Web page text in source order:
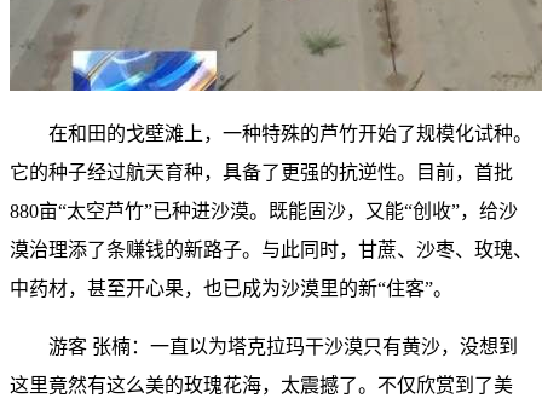
在和田的戈壁滩上，一种特殊的芦竹开始了规模化试种。
它的种子经过航天育种，具备了更强的抗逆性。目前，首批
880亩“太空芦竹”已种进沙漠。既能固沙，又能“创收”，给沙
漠治理添了条赚钱的新路子。与此同时，甘蔗、沙枣、玫瑰、
中药材，甚至开心果，也已成为沙漠里的新“住客”。
游客 张楠：一直以为塔克拉玛干沙漠只有黄沙，没想到
这里竟然有这么美的玫瑰花海，太震撼了。不仅欣赏到了美